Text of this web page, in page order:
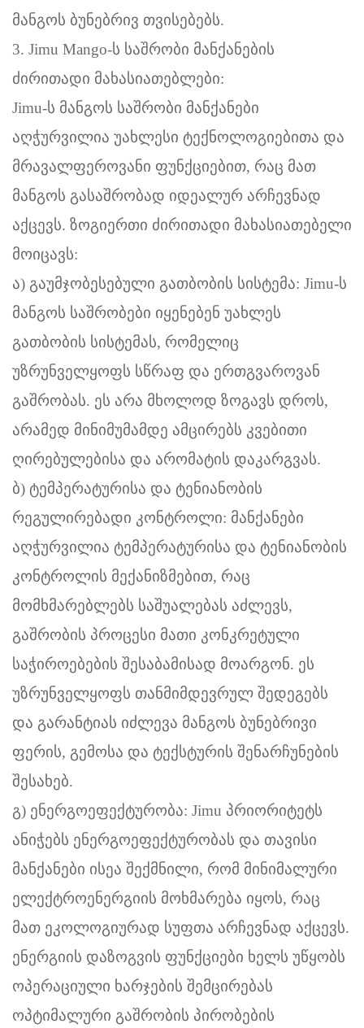
მანგოს ბუნებრივ თვისებებს.
3. Jimu Mango-ს საშრობი მანქანების
ძირითადი მახასიათებლები:
Jimu-ს მანგოს საშრობი მანქანები
აღჭურვილია უახლესი ტექნოლოგიებითა და
მრავალფეროვანი ფუნქციებით, რაც მათ
მანგოს გასაშრობად იდეალურ არჩევნად
აქცევს. ზოგიერთი ძირითადი მახასიათებელი
მოიცავს:
ა) გაუმჯობესებული გათბობის სისტემა: Jimu-ს
მანგოს საშრობები იყენებენ უახლეს
გათბობის სისტემას, რომელიც
უზრუნველყოფს სწრაფ და ერთგვაროვან
გაშრობას. ეს არა მხოლოდ ზოგავს დროს,
არამედ მინიმუმამდე ამცირებს კვებითი
ღირებულებისა და არომატის დაკარგვას.
ბ) ტემპერატურისა და ტენიანობის
რეგულირებადი კონტროლი: მანქანები
აღჭურვილია ტემპერატურისა და ტენიანობის
კონტროლის მექანიზმებით, რაც
მომხმარებლებს საშუალებას აძლევს,
გაშრობის პროცესი მათი კონკრეტული
საჭიროებების შესაბამისად მოარგონ. ეს
უზრუნველყოფს თანმიმდევრულ შედეგებს
და გარანტიას იძლევა მანგოს ბუნებრივი
ფერის, გემოსა და ტექსტურის შენარჩუნების
შესახებ.
გ) ენერგოეფექტურობა: Jimu პრიორიტეტს
ანიჭებს ენერგოეფექტურობას და თავისი
მანქანები ისეა შექმნილი, რომ მინიმალური
ელექტროენერგიის მოხმარება იყოს, რაც
მათ ეკოლოგიურად სუფთა არჩევნად აქცევს.
ენერგიის დაზოგვის ფუნქციები ხელს უწყობს
ოპერაციული ხარჯების შემცირებას
ოპტიმალური გაშრობის პირობების